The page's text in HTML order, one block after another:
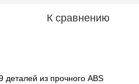
К сравнению
деталей из прочного ABS